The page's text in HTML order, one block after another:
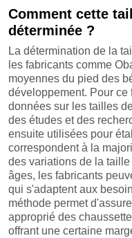
Comment cette
déterminée ?
La détermination de la
les fabricants comme
moyennes du pied des
développement. Pour
données sur les tailles
des études et des
ensuite utilisées pour
correspondent à la
des variations de la
âges, les fabricants
qui s'adaptent aux
méthode permet
approprié des
offrant une certaine